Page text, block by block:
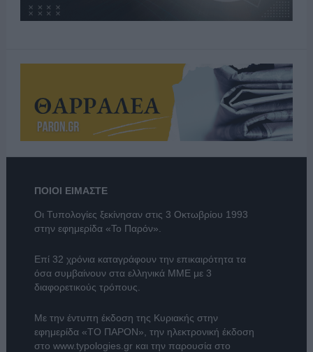
ΠΟΙΟΙ ΕΙΜΑΣΤΕ
Οι Τυπολογίες ξεκίνησαν στις 3 Οκτωβρίου 1993
στην εφημερίδα «Το Παρόν».
Επί 32 χρόνια καταγράφουν την επικαιρότητα τα
όσα συμβαίνουν στα ελληνικά ΜΜΕ με 3
διαφορετικούς τρόπους.
Με την έντυπη έκδοση της Κυριακής στην
εφημερίδα «ΤΟ ΠΑΡΟΝ» , την ηλεκτρονική έκδοση
στο www.typologies.grκαι την παρουσία στο